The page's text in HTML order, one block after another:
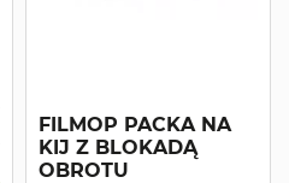
FILMOP PACKA NA
KIJ Z BLOKADĄ
OBROTU